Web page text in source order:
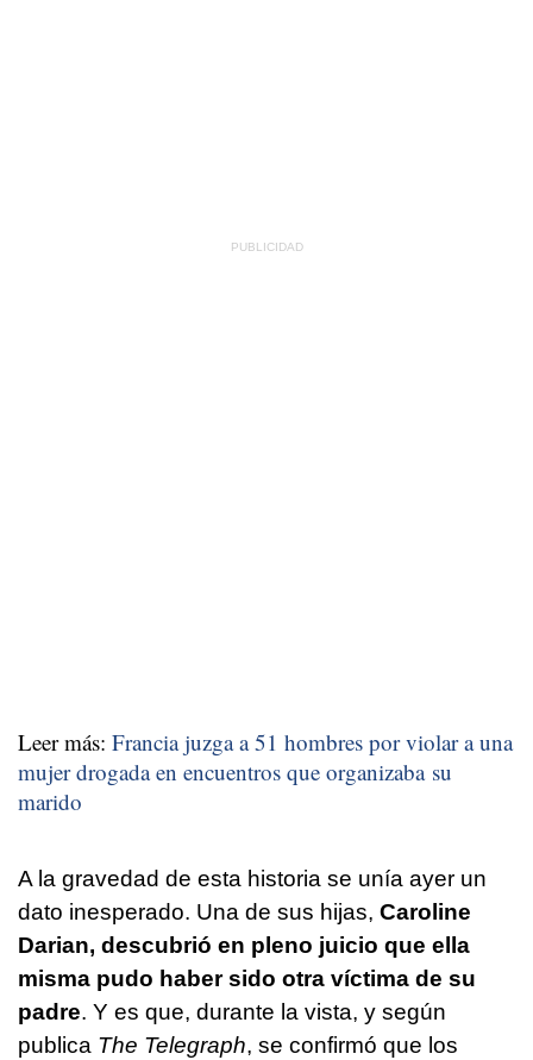
Leer más: Francia juzga a 51 hombres por violar a una
mujer drogada en encuentros que organizaba su
marido
A la gravedad de esta historia se unía ayer un
dato inesperado. Una de sus hijas, Caroline
Darian, descubrió en pleno juicio que ella
misma pudo haber sido otra víctima de su
padre. Y es que, durante la vista, y según
publica The Telegraph, se confirmó que los